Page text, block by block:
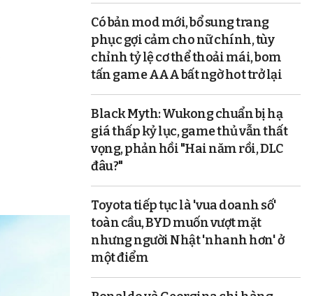
Có bản mod mới, bổ sung trang
phục gợi cảm cho nữ chính, tùy
chỉnh tỷ lệ cơ thể thoải mái, bom
tấn game AAA bất ngờ hot trở lại
Black Myth: Wukong chuẩn bị hạ
giá thấp kỷ lục, game thủ vẫn thất
vọng, phản hồi "Hai năm rồi, DLC
đâu?"
Toyota tiếp tục là 'vua doanh số'
toàn cầu, BYD muốn vượt mặt
nhưng người Nhật 'nhanh hơn' ở
một điểm